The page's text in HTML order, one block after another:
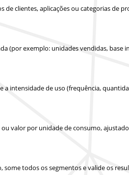
clientes, aplicações ou categorias de
(por exemplo: unidades vendidas,
intensidade de uso (frequência,
valor por unidade de consumo,
todos os segmentos e valide os